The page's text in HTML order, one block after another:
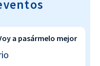
Voy a pasármelo mejor